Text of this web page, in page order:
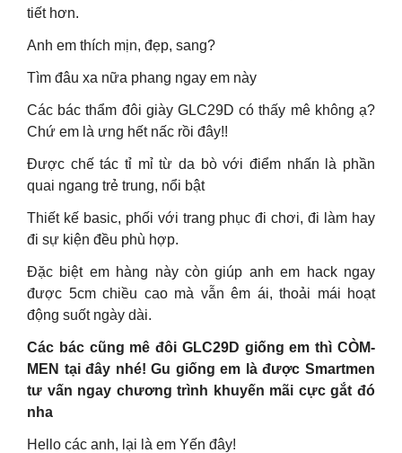
tiết hơn.
Anh em thích mịn, đẹp, sang?
Tìm đâu xa nữa phang ngay em này
Các bác thẩm đôi giày GLC29D có thấy mê không ạ?
Chứ em là ưng hết nấc rồi đây!!
Được chế tác tỉ mỉ từ da bò với điểm nhấn là phần
quai ngang trẻ trung, nổi bật
Thiết kế basic, phối với trang phục đi chơi, đi làm hay
đi sự kiện đều phù hợp.
Đặc biệt em hàng này còn giúp anh em hack ngay
được 5cm chiều cao mà vẫn êm ái, thoải mái hoạt
động suốt ngày dài.
Các bác cũng mê đôi GLC29D giống em thì CÒM-
MEN tại đây nhé! Gu giống em là được Smartmen
tư vấn ngay chương trình khuyến mãi cực gắt đó
nha
Hello các anh, lại là em Yến đây!